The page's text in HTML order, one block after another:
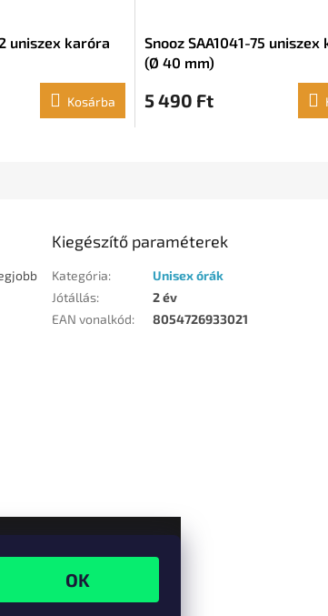
uniszex karóra
Kosárba
Snooz SAA1041-75 uniszex
(Ø 40 mm)
5 490 Ft
Kiegészítő paraméterek
Kategória:
Unisex órák
Jótállás:
2 év
EAN vonalkód: 8054726933021